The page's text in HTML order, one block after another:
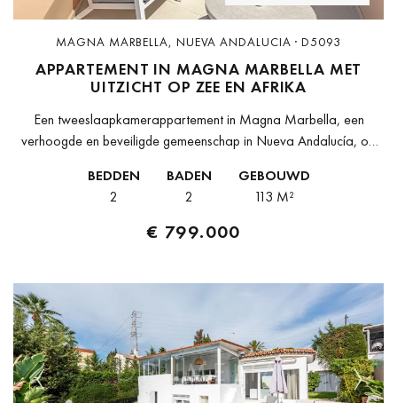
MAGNA MARBELLA, NUEVA ANDALUCIA · D5093
APPARTEMENT IN MAGNA MARBELLA MET
UITZICHT OP ZEE EN AFRIKA
Een tweeslaapkamerappartement in Magna Marbella, een
verhoogde en beveiligde gemeenschap in Nueva Andalucía, op
Middellandse Zee richting Gibraltar en de Noord-Afrikaanse
kustlijn....
BEDDEN
2
BADEN
2
GEBOUWD
113 M²
€ 799.000
Previous Next